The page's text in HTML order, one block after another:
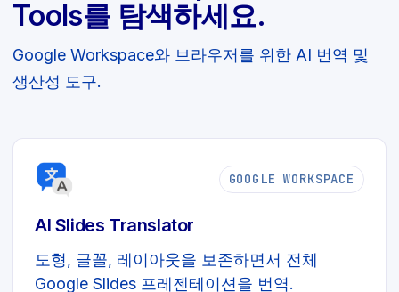
Tools를 탐색하세요.
Google Workspace와 브라우저를 위한 AI 번역 및
생산성 도구.
GOOGLE WORKSPACE
AI Slides Translator
도형, 글꼴, 레이아웃을 보존하면서 전체
Google Slides 프레젠테이션을 번역.